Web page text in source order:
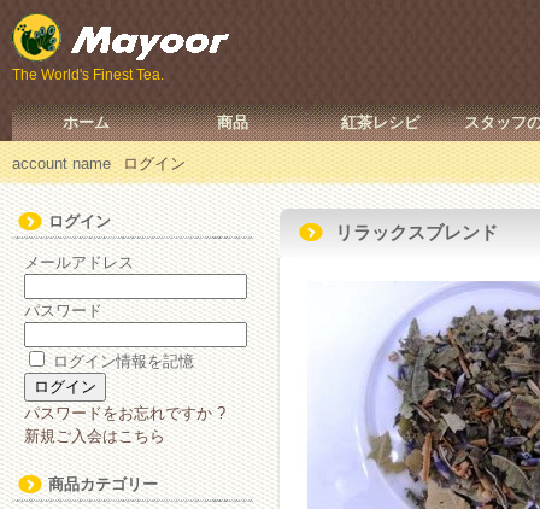
The World's Finest Tea.
ホーム 商品 紅茶レシピ スタッフ
account name ログイン
リラックスブレンド
ログイン
メールアドレス
パスワード
ログイン情報を記憶
パスワードをお忘れですか ?
新規ご入会はこちら
商品カテゴリー